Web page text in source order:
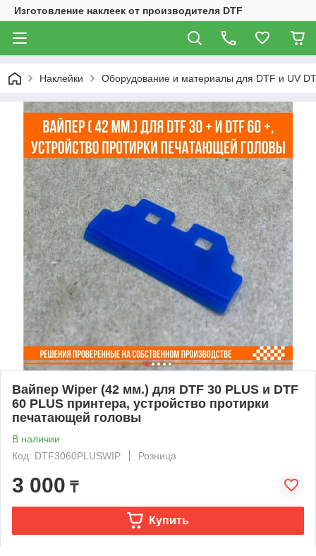
Изготовление наклеек от производителя DTF
Наклейки Оборудование и материалы для DTF и UV
Вайпер Wiper (42 мм.) для DTF 30 PLUS и DTF
60 PLUS принтера, устройство протирки
печатающей головы
В наличии
Код: DTF3060PLUSWIP
Розница
3 000 ₸
Купить